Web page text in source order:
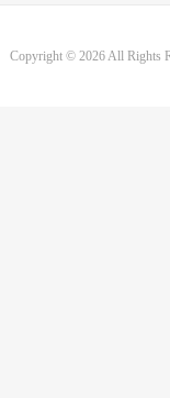
Copyright © 2026 All Rights